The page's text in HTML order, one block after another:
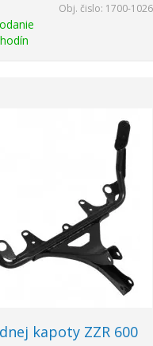
Obj. čislo: 1700-1026
kapoty ZZR 600